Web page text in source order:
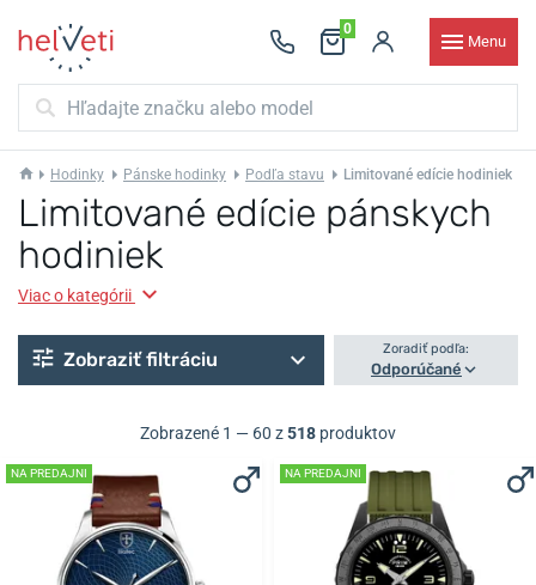
0
Menu
Hodinky Pánske hodinky Podľa stavu Limitované edície hodiniek
Limitované edície pánskych
hodiniek
Viac o kategórii
Zobraziť filtráciu Zoradiť podľa:
Odporúčané
Zobrazené 1 — 60 z518 produktov
NA PREDAJNI NA PREDAJNI